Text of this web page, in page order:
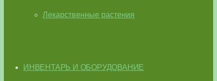
Лекарственные растения
ИНВЕНТАРЬ И ОБОРУДОВАНИЕ